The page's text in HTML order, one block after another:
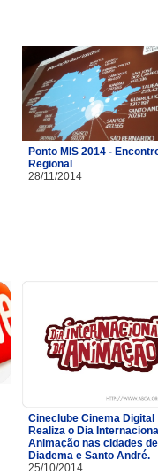
Ponto MIS 2014 -
Regional
28/11/2014
Cineclube Cinema Digital
Realiza o Dia
Animação nas cidades de
Diadema e Santo André.
25/10/2014